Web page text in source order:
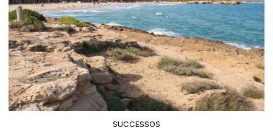
SUCCESSOS